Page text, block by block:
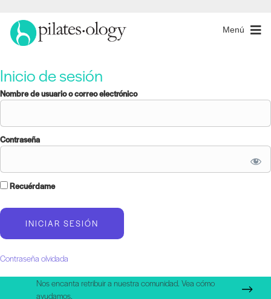
Menú
Inicio de sesión
Nombre de usuario o correo electrónico
Contraseña
Recuérdame
Contraseña olvidada
Nos encanta retribuir a nuestra comunidad. Vea cómo
ayudamos.